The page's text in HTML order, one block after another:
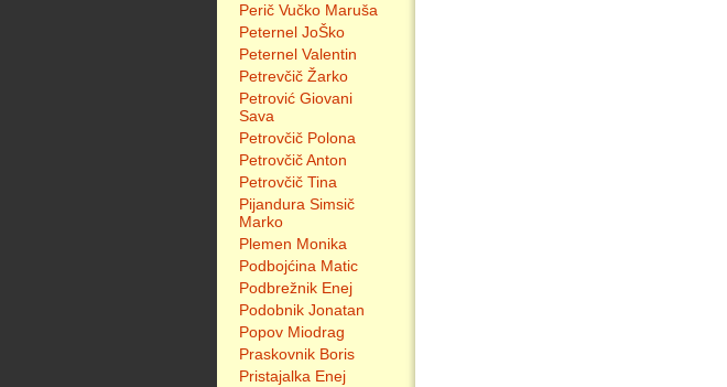
Perič Vučko Maruša
Peternel JoŠko
Peternel Valentin
Petrevčič Žarko
Petrović Giovani
Sava
Petrovčič Polona
Petrovčič Anton
Petrovčič Tina
Pijandura Simsič
Marko
Plemen Monika
Podbojćina Matic
Podbrežnik Enej
Podobnik Jonatan
Popov Miodrag
Praskovnik Boris
Pristajalka Enej